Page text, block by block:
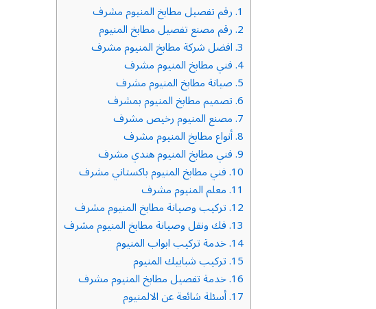
1. رقم تفصيل مطابخ المنيوم مشرف
2. رقم مصنع تفصيل مطابخ المنيوم
3. افضل شركة مطابخ المنيوم مشرف
4. فني مطابخ المنيوم مشرف
5. صيانة مطابخ المنيوم مشرف
6. تصميم مطابخ المنيوم بمشرف
7. مصنع المنيوم رخيص مشرف
8. أنواع مطابخ المنيوم مشرف
9. فني مطابخ المنيوم هندي مشرف
10. فني مطابخ المنيوم باكستاني مشرف
11. معلم المنيوم مشرف
12. تركيب وصيانة مطابخ المنيوم مشرف
13. فك ونقل وصيانة مطابخ المنيوم مشرف
14. خدمة تركيب ابواب المنيوم
15. تركيب شبابيك المنيوم
16. خدمة تفصيل مطابخ المنيوم مشرف
17. أسئلة شائعة عن الالمنيوم